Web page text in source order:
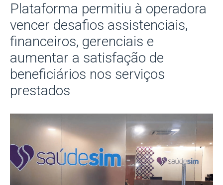
Plataforma permitiu à operadora
vencer desafios assistenciais,
financeiros, gerenciais e
aumentar a satisfação de
beneficiários nos serviços
prestados